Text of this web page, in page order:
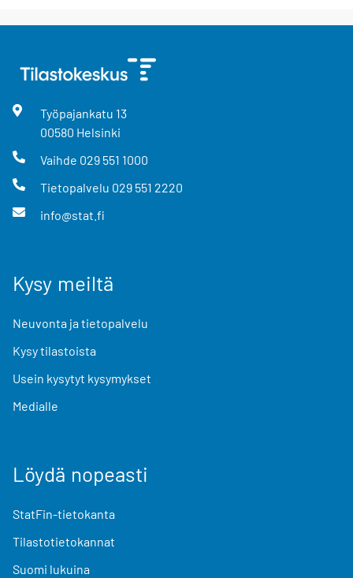
Työpajankatu 13
00580 Helsinki
Vaihde 029 551 1000
Tietopalvelu 029 551 2220
info@stat.fi
Kysy meiltä
Neuvonta ja tietopalvelu
Kysy tilastoista
Usein kysytyt kysymykset
Medialle
Löydä nopeasti
StatFin-tietokanta
Tilastotietokannat
Suomi lukuina